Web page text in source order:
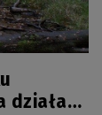
działań